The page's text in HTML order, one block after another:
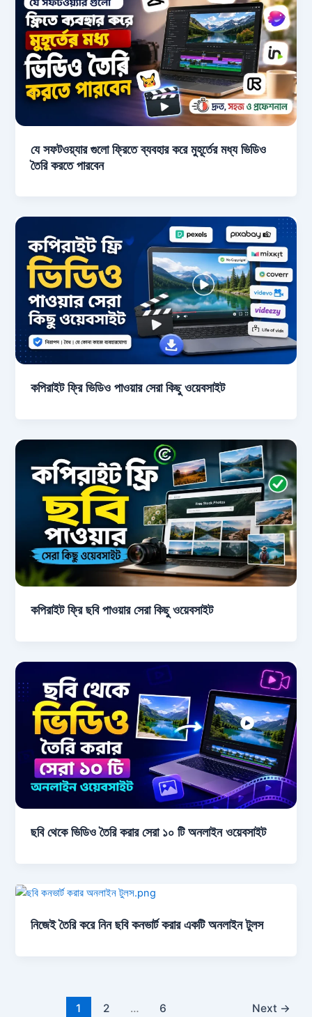
যে সফটওয়্যার গুলো ফ্রিতে ব্যবহার করে মুহূর্তের মধ্য ভিডিও
তৈরি করতে পারবেন
কপিরাইট ফ্রি ভিডিও পাওয়ার সেরা কিছু ওয়েবসাইট
কপিরাইট ফ্রি ছবি পাওয়ার সেরা কিছু ওয়েবসাইট
ছবি থেকে ভিডিও তৈরি করার সেরা ১০ টি অনলাইন ওয়েবসাইট
নিজেই তৈরি করে নিন ছবি কনভার্ট করার একটি অনলাইন টুলস
1 2 … 6 Next →